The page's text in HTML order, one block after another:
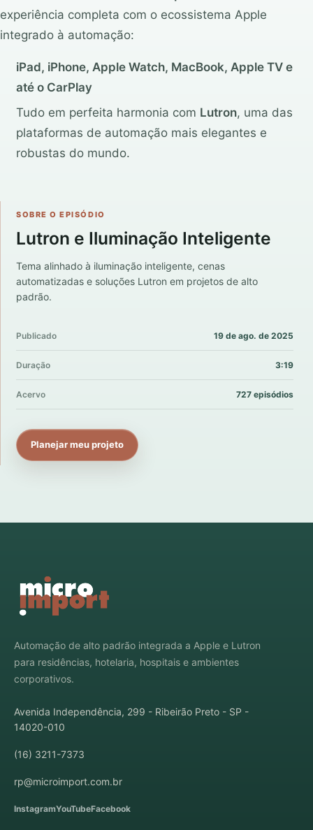
experiência completa com o ecossistema Apple
integrado à automação:
iPad, iPhone, Apple Watch, MacBook, Apple TV e
até o CarPlay
Tudo em perfeita harmonia com Lutron, uma das
plataformas de automação mais elegantes e
robustas do mundo.
SOBRE O EPISÓDIO
Lutron e Iluminação Inteligente
Tema alinhado à iluminação inteligente, cenas
automatizadas e soluções Lutron em projetos de alto
padrão.
Publicado 19 de ago. de 2025
Duração 3:19
Acervo 727 episódios
Planejar meu projeto
Automação de alto padrão integrada a Apple e Lutron
para residências, hotelaria, hospitais e ambientes
corporativos.
Avenida Independência, 299 - Ribeirão Preto - SP -
14020-010
(16) 3211-7373
rp@microimport.com.br
InstagramYouTubeFacebook